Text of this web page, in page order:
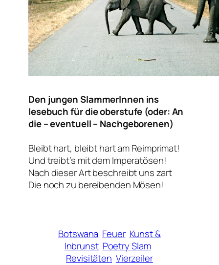
Den jungen SlammerInnen ins
lesebuch für die oberstufe (oder: An
die – eventuell – Nachgeborenen)
Bleibt hart, bleibt hart am Reimprimat!
Und treibt’s mit dem Imperatösen!
Nach dieser Art beschreibt uns zart
Die noch zu bereibenden Mösen!
Botswana Feuer Kunst &
Inbrunst Poetry Slam
Revisitäten Vierzeiler